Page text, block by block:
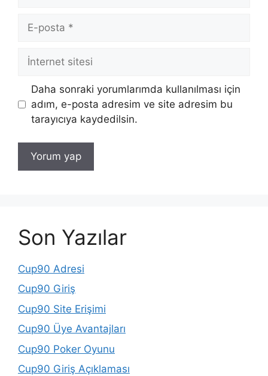
posta
İnternet
Daha sonraki yorumlarımda kullanılması için
adım, e-posta adresim ve site adresim bu
tarayıcıya kaydedilsin.
Son Yazılar
Cup90 Adresi
Cup90 Giriş
Cup90 Site Erişimi
Cup90 Üye Avantajları
Cup90 Poker Oyunu
Cup90 Giriş Açıklaması